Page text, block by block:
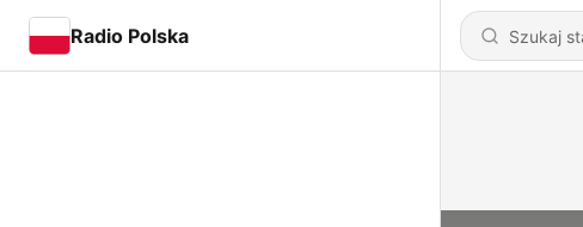
Radio Polska